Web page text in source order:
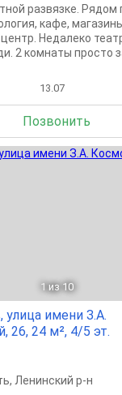
развязке. Рядом
кафе,
Недалеко
2 комнаты просто
13.07
Позвонить
1 из 10
улица имени З.А.
26, 24 м², 4/5 эт.
, Ленинский р-н